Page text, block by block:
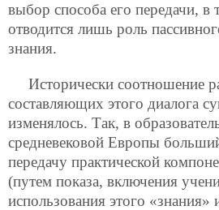
выбор способа его передачи, в
отводится лишь роль
знания.
Исторически соотношение
составляющих этого диалога
изменялось. Так, в
средневековой Европы
передачу практической
(путем показа, включения
использования этого «знания»